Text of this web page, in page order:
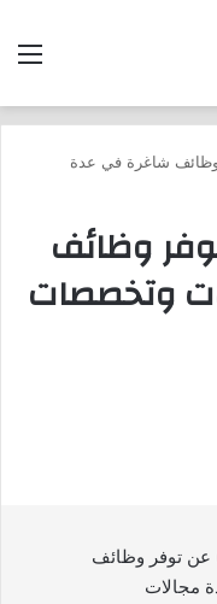
شاغرة في عدة
وظائف
وتخصصات
عن توفر وظائف
مجالات